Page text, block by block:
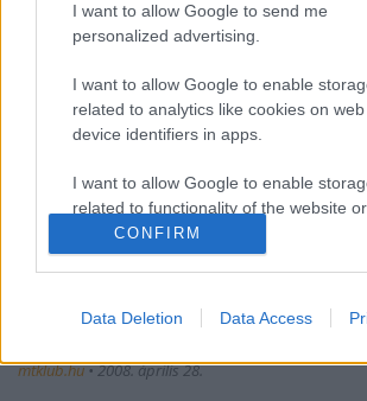
I want to allow Google to send me
personalized advertising.
I want to allow Google to enable
related to analytics like cookies on
device identifiers in apps.
I want to allow Google to enable
related to functionality of the website or
I want to allow Google to enable storage
I want to allow Google to enable
functionality and fraud prevention, and
CONFIRM
Data Deletion Data Access
"Mr H - Bomb", avagy
• 2008. május 04.
"Oppenheimer amellett érvelt, hogy
egy laboratórium kell, ahol a
robbanóanyagokat össze lehet
Alamos. ...
Pacaltérkép I. állomás:
mtklub.hu•2008. április 28.